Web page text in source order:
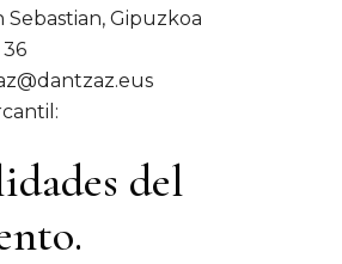
Sebastian, Gipuzkoa
36
del